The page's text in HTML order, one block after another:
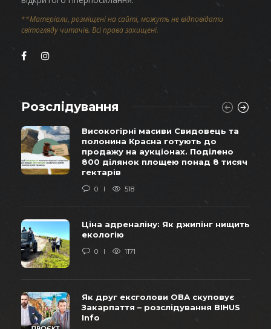
**Матеріали, розміщені на сайті, можуть не відповідати
світогляду читачів. Всі права захищені.
Розслідування
Високогірні масиви Свидовець та
полонина Красна готують до
продажу на аукціонах. Поділено
800 ділянок площею понад 8 тисяч
гектарів
0 518
Ціна адреналіну: Як джипінг нищить
екологію
0 1171
Як друг ексголови ОВА скуповує
Закарпаття – розслідування BIHUS
Info